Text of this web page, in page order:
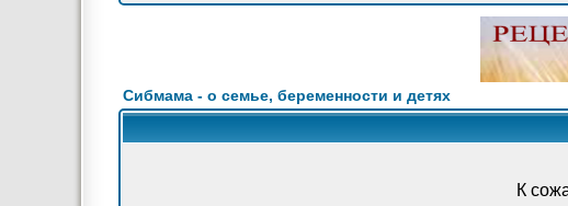
Сибмама - о семье, беременности и детях
К